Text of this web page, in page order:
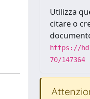
Utilizza
citare o
https://
70/147364